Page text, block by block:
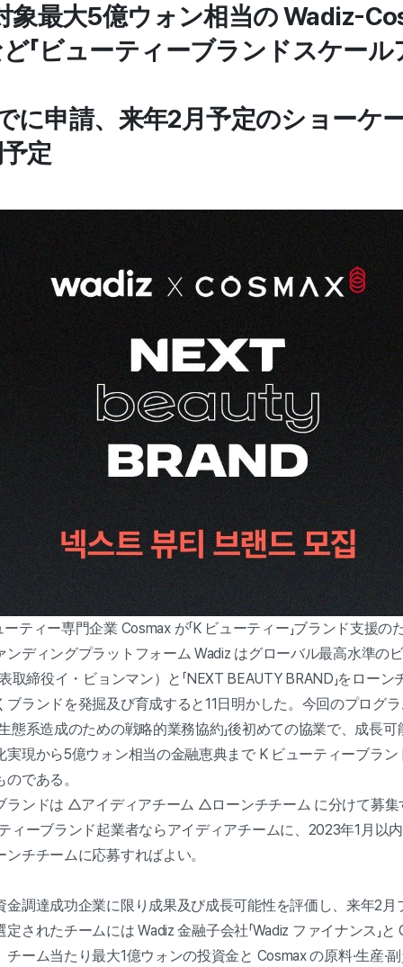
象最大5億ウォン相当の Wadiz-
「ビューティーブランドスケー
に申請、来年2月予定のショーケ
定
ティー専門企業 Cosmax が「K ビューティー」ブランド支援
ンディングプラットフォーム Wadiz はグローバル最高水準の
取締役イ・ビョンマン）と「NEXT BEAUTY BRAND」をロー
ブランドを発掘及び育成すると11日明かした。今回のプログ
態系造成のための戦略的業務協約」後初めての協業で、成長
実現から5億ウォン相当の金融恵典まで K ビューティーブラ
である。
ランドは △アイディアチーム △ローンチチーム に分けて募集
ィーブランド起業者ならアイディアチームに、2023年1月以内
チチームに応募すればよい。
金調達成功企業に限り成果及び成長可能性を評価し、来年2月
されたチームには Wadiz 金融子会社「Wadiz ファイナンス」
ーム当たり最大1億ウォンの投資金と Cosmax の原料·生産·